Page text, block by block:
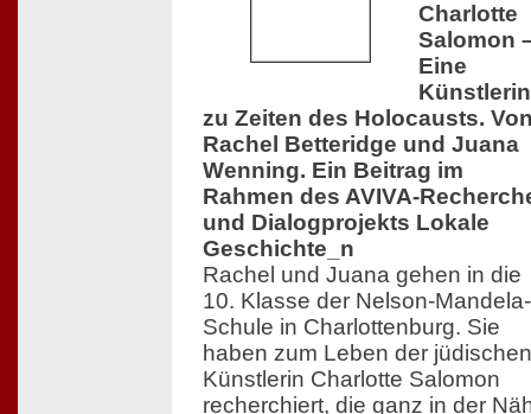
Charlotte
Salomon
Eine
Künstlerin
zu Zeiten des Holocausts.
Rachel Betteridge und Juana
Wenning. Ein Beitrag im
Rahmen des AVIVA-
und Dialogprojekts Lokale
Geschichte_n
Rachel und Juana gehen in die
10. Klasse der Nelson-Mandela-
Schule in Charlottenburg. Sie
haben zum Leben der jüdischen
Künstlerin Charlotte Salomon
recherchiert, die ganz in der